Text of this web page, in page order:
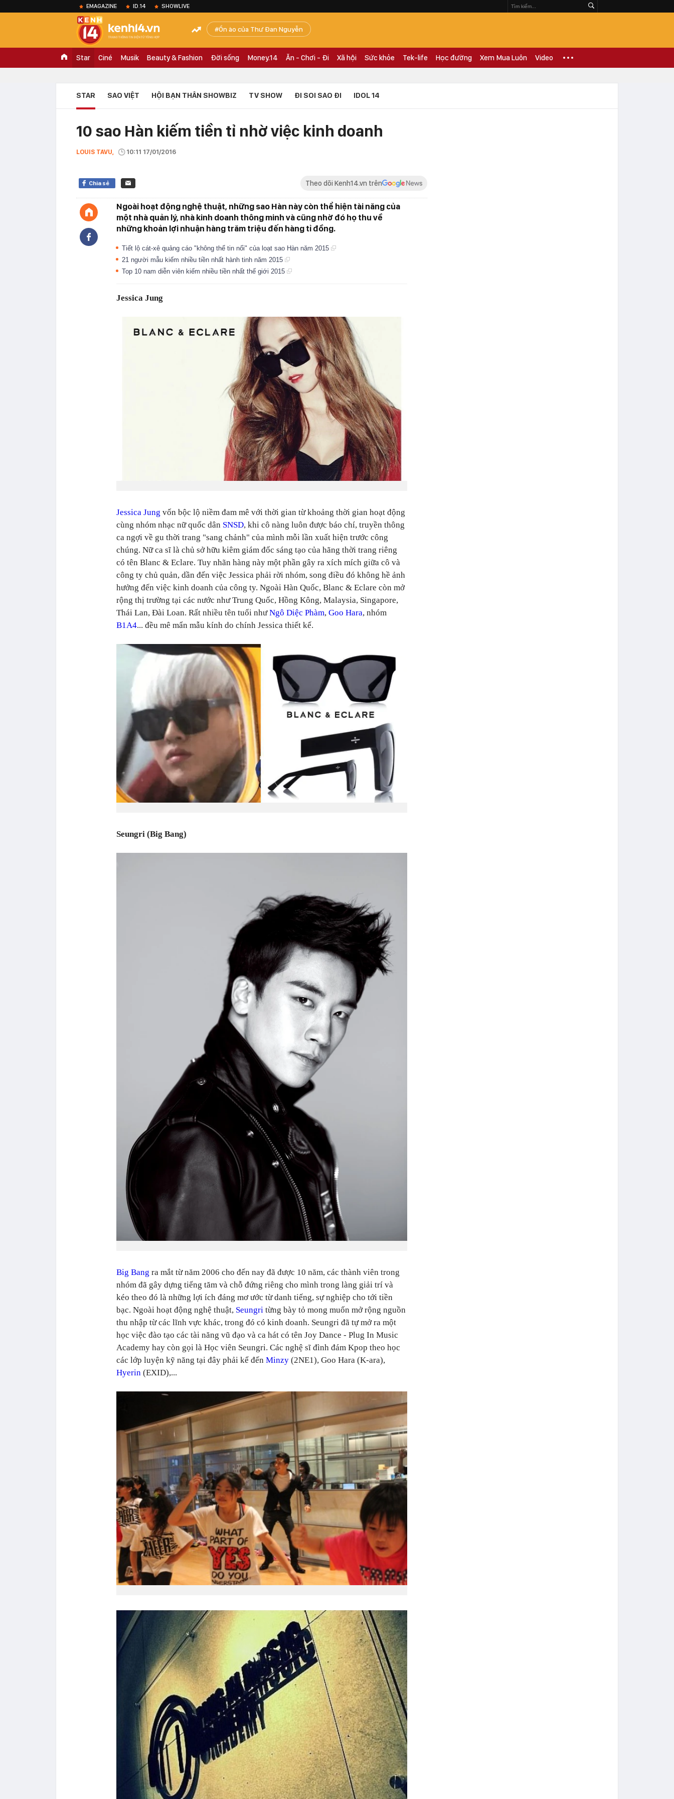
EMAGAZINE ID.14 SHOWLIVE
Ồn ào của Thư Đan Nguyễn
Star Ciné Musik Beauty & Fashion Đời sống Money.14 Ăn - Chơi - Đi Xã hội Sức khỏe Tek-life Học đường Xem Mua Luôn Video
STAR SAO VIỆT HỘI BẠN THÂN SHOWBIZ TV SHOW ĐI SOI SAO ĐI IDOL 14
10 sao Hàn kiếm tiền tỉ nhờ việc kinh doanh
LOUIS TAVU, 10:11 17/01/2016
Chia sẻ Theo dõi Kenh14.vn trên
Ngoài hoạt động nghệ thuật, những sao Hàn này còn thể hiện tài năng của
một nhà quản lý, nhà kinh doanh thông minh và cũng nhờ đó họ thu về
những khoản lợi nhuận hàng trăm triệu đến hàng tỉ đồng.
Tiết lộ cát-xê quảng cáo "không thể tin nổi" của loạt sao Hàn năm 2015
21 người mẫu kiếm nhiều tiền nhất hành tinh năm 2015
Top 10 nam diễn viên kiếm nhiều tiền nhất thế giới 2015
Jessica Jung
Jessica Jung vốn bộc lộ niềm đam mê với thời gian từ khoảng thời gian hoạt động
cùng nhóm nhạc nữ quốc dân SNSD, khi cô nàng luôn được báo chí, truyền thông
ca ngợi về gu thời trang "sang chảnh" của mình mỗi lần xuất hiện trước công
chúng. Nữ ca sĩ là chủ sở hữu kiêm giám đốc sáng tạo của hãng thời trang riêng
có tên Blanc & Eclare. Tuy nhãn hàng này một phần gây ra xích mích giữa cô và
công ty chủ quản, dần đến việc Jessica phải rời nhóm, song điều đó không hề ảnh
hưởng đến việc kinh doanh của công ty. Ngoài Hàn Quốc, Blanc & Eclare còn mở
rộng thị trường tại các nước như Trung Quốc, Hồng Kông, Malaysia, Singapore,
Thái Lan, Đài Loan. Rất nhiều tên tuổi nhưNgô Diệc Phàm, Goo Hara, nhóm
B1A4... đều mê mẩn mẫu kính do chính Jessica thiết kế.
Seungri (Big Bang)
Big Bang ra mắt từ năm 2006 cho đến nay đã được 10 năm, các thành viên trong
nhóm đã gây dựng tiếng tăm và chỗ đứng riêng cho mình trong làng giải trí và
kéo theo đó là những lợi ích đáng mơ ước từ danh tiếng, sự nghiệp cho tới tiền
bạc. Ngoài hoạt động nghệ thuật, Seungri từng bày tỏ mong muốn mở rộng nguồn
thu nhập từ các lĩnh vực khác, trong đó có kinh doanh. Seungri đã tự mở ra một
học việc đào tạo các tài năng vũ đạo và ca hát có tên Joy Dance - Plug In Music
Academy hay còn gọi là Học viên Seungri. Các nghệ sĩ đình đám Kpop theo học
các lớp luyện kỹ năng tại đây phải kể đến Minzy (2NE1), Goo Hara (K-ara),
Hyerin (EXID),...